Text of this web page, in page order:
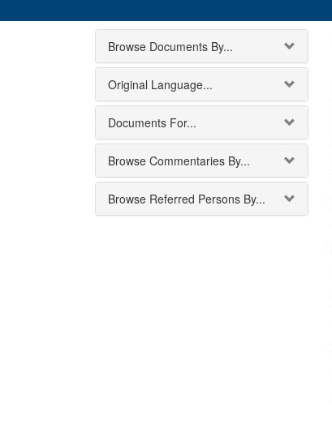
Browse Documents By...
Original Language...
Documents For...
Browse Commentaries By...
Browse Referred Persons By...